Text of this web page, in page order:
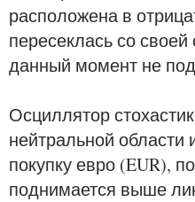
расположена в
пересеклась со
данный момент не
Осциллятор
нейтральной области
покупку евро (EUR),
поднимается выше